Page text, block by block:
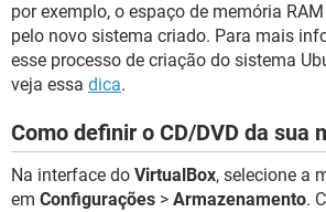
por exemplo, o espaço de memória
pelo novo sistema criado. Para mais
esse processo de criação do sistema
veja essa dica.
Como definir o CD/DVD da sua
Na interface do VirtualBox, selecione a
em Configurações > Armazenamento.